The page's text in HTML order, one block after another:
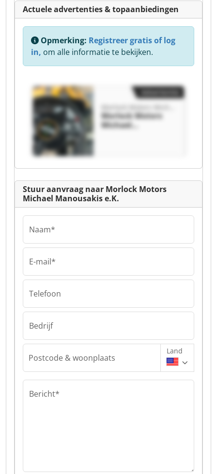
Actuele advertenties & topaanbiedingen
Opmerking: Registreer gratis of log
in, om alle informatie te bekijken.
Morlock Motors
Michael
Stuur aanvraag naar Morlock Motors
Michael Manousakis e.K.
Naam*
E-mail*
Telefoon
Bedrijf
Postcode & woonplaats
Land
Bericht*